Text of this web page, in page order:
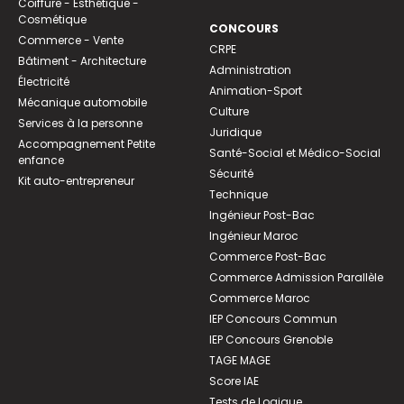
Coiffure - Esthétique -
Cosmétique
Commerce - Vente
Bâtiment - Architecture
Électricité
Mécanique automobile
Services à la personne
Accompagnement Petite
enfance
Kit auto-entrepreneur
CONCOURS
CRPE
Administration
Animation-Sport
Culture
Juridique
Santé-Social et Médico-Social
Sécurité
Technique
Ingénieur Post-Bac
Ingénieur Maroc
Commerce Post-Bac
Commerce Admission Parallèle
Commerce Maroc
IEP Concours Commun
IEP Concours Grenoble
TAGE MAGE
Score IAE